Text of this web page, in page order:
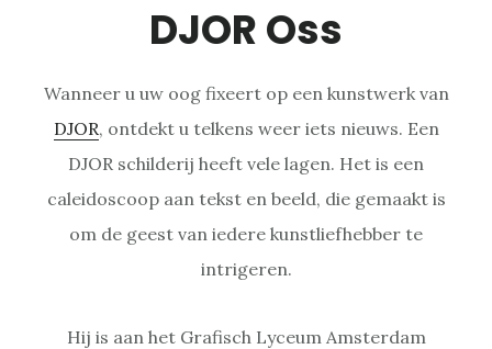
DJOR Oss
Wanneer u uw oog fixeert op een kunstwerk van
DJOR, ontdekt u telkens weer iets nieuws. Een
DJOR schilderij heeft vele lagen. Het is een
caleidoscoop aan tekst en beeld, die gemaakt is
om de geest van iedere kunstliefhebber te
intrigeren.
Hij is aan het Grafisch Lyceum Amsterdam